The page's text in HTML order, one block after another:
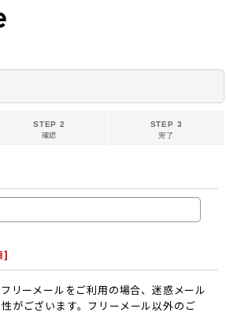
STEP 2
確認
STEP 3
完了
]
リーメールをご利用の場合、迷惑メール
がございます。フリーメール以外のご